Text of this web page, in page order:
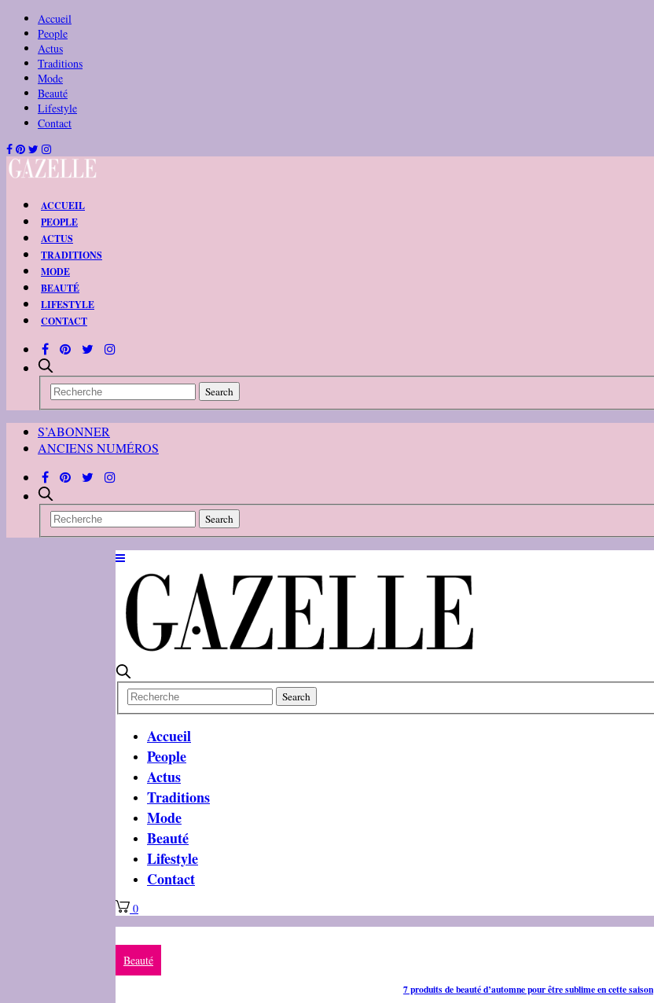
Accueil
People
Actus
Traditions
Mode
Beauté
Lifestyle
Contact
ACCUEIL
PEOPLE
ACTUS
TRADITIONS
MODE
BEAUTÉ
LIFESTYLE
CONTACT
S’ABONNER
ANCIENS NUMÉROS
Accueil
People
Actus
Traditions
Mode
Beauté
Lifestyle
Contact
0
Beauté
7 produits de beauté d’automne pour être sublime en cette saison